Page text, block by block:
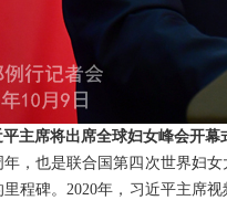
主席将出席全球妇女峰会开
，也是联合国第四次世界妇
程碑。2020年，习近平主席